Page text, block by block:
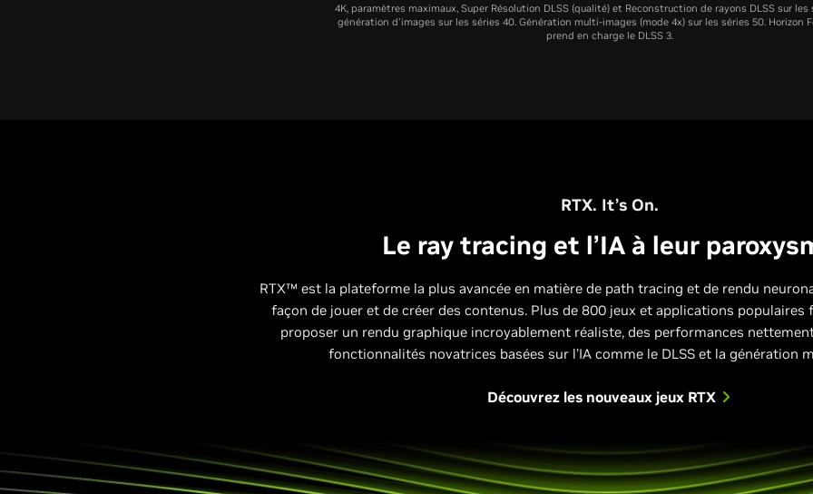
4K, paramètres maximaux, Super Résolution DLSS (qualité) et Reconstruction de rayons DLSS sur les
génération d'images sur les séries 40. Génération multi-images (mode 4x) sur les séries 50. Horizon
prend en charge le DLSS 3.
4K, paramètres maximaux, Super Résolution DLSS (qualité) et Reconstruction de rayons DLSS sur les
génération d'images sur les séries 40. Génération multi-images (mode 4x) sur les séries 50. Horizon
prend en charge le DLSS 3.
Performances relatives
Performances relatives
Performances relatives vs RTX 3060 Ti
Performances relatives vs RTX 3060
Performances relatives
RTX. It’s On.
Le ray tracing et l’IA à leur
RTX™ est la plateforme la plus avancée en matière de path tracing et de rendu
façon de jouer et de créer des contenus. Plus de 800 jeux et applications populaires
proposer un rendu graphique incroyablement réaliste, des performances
fonctionnalités novatrices basées sur l’IA comme le DLSS et la génération
Découvrez les nouveaux jeux RTX